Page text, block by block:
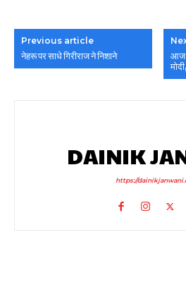
Previous article
नेहरू पर साधे गिरीराज ने निशाने
आज
DAINIK
https://